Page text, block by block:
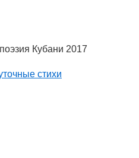
Кубани 2017
стихи